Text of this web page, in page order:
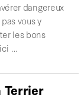
dangereux
vous y
les bons
…
Terrier